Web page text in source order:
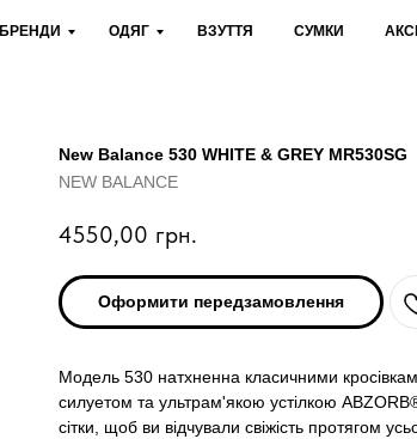
БРЕНДИ ОДЯГ ВЗУТТЯ СУМКИ
New Balance 530 WHITE & GREY MR530SG
NEW BALANCE
4550,00 грн.
Оформити передзамовлення
Модель 530 натхненна класичними
силуетом та ультрам'якою устілкою
сітки, щоб ви відчували свіжість протягом